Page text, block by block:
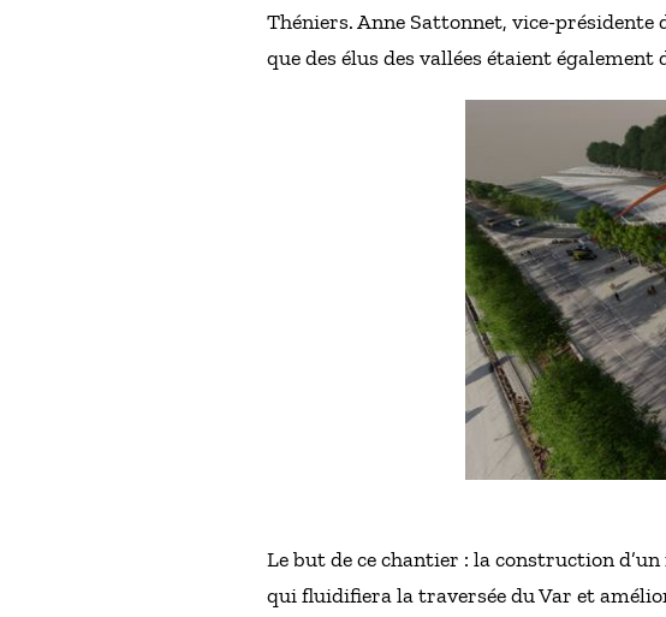
Théniers. Anne Sattonnet, vice-
que des élus des vallées étaient également
Le but de ce chantier : la construction
qui fluidifiera la traversée du Var et